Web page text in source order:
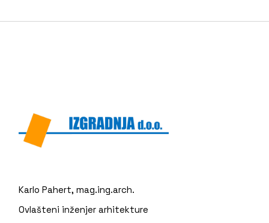
Karlo Pahert, mag.ing.arch.
Ovlašteni inženjer arhitekture